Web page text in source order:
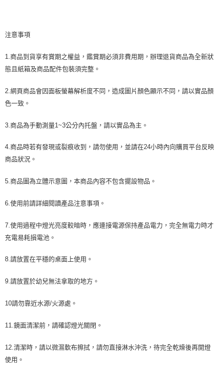
注意事項
1.商品到貨享有賞期之權益，鑑賞期必須非費用期，辦理退貨商品為全新狀
態且紙箱及商品配件包裝須完整。
2.網頁商品會因面板螢幕解析度不同，造成圖片顏色顯示不同，請以實品顏
色一致。
3.商品為手動測量1~3公分內托盤，請以實品為主。
4.商品時若有發現或裂痕收到，請勿使用，並請在24小時內向購買平台反映
商品狀況。
5.商品圖為立體示意圖，本商品內容不包含擺設物品。
6.使用前請詳細閱讀產品注意事項。
7.使用過程中燈光亮度較暗時，應連接電源保持產品電力，完全無電力時才
充電易耗損電池。
8.請放置在平穩的桌面上使用。
9.請放置於幼兒無法拿取的地方。
10請勿靠近水源/火源處。
11.鏡面清潔前，請確認燈光關閉。
12.清潔時，請以微濕軟布擦拭，請勿直接淋水沖洗，待完全乾燥後再開燈
使用。